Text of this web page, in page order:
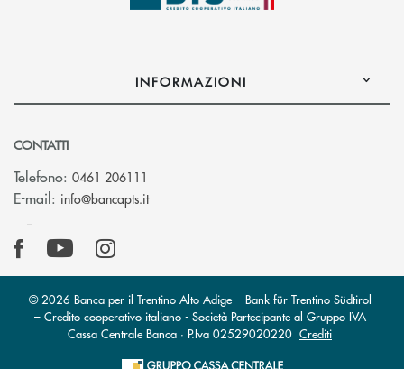
INFORMAZIONI
CONTATTI
Telefono: 0461 206111
E-mail: info@bancapts.it(si apre l’app di posta elettronica)
© 2026 Banca per il Trentino Alto Adige – Bank für Trentino-Südtirol
– Credito cooperativo italiano - Società Partecipante al Gruppo IVA
Cassa Centrale Banca · P.Iva 02529020220 Crediti